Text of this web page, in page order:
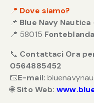
📍 Dove siamo?
📌 Blue Navy Nautica
📍 58015
📞 Contattaci Ora
0564885452
📧E-mail:
🌐Sito Web: